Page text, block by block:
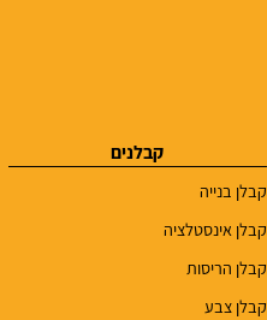
קבלנים
קבלן בנייה
קבלן אינסטלציה
קבלן הריסות
קבלן צבע